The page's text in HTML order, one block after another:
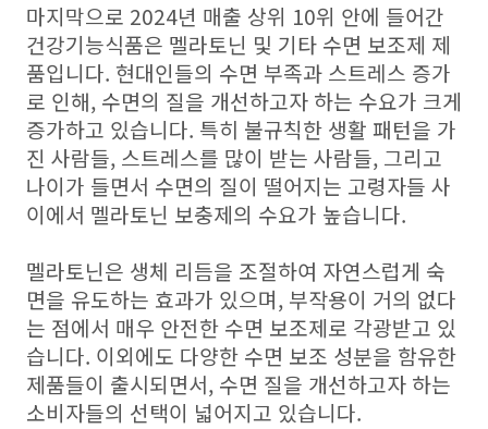
마지막으로 2024년 매출 상위 10위 안에 들어간
건강기능식품은 멜라토닌 및 기타 수면 보조제 제
품입니다. 현대인들의 수면 부족과 스트레스 증가
로 인해, 수면의 질을 개선하고자 하는 수요가 크게
증가하고 있습니다. 특히 불규칙한 생활 패턴을 가
진 사람들, 스트레스를 많이 받는 사람들, 그리고
나이가 들면서 수면의 질이 떨어지는 고령자들 사
이에서 멜라토닌 보충제의 수요가 높습니다.
멜라토닌은 생체 리듬을 조절하여 자연스럽게 숙
면을 유도하는 효과가 있으며, 부작용이 거의 없다
는 점에서 매우 안전한 수면 보조제로 각광받고 있
습니다. 이외에도 다양한 수면 보조 성분을 함유한
제품들이 출시되면서, 수면 질을 개선하고자 하는
소비자들의 선택이 넓어지고 있습니다.